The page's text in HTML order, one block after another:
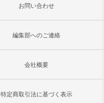
お問い合わせ
編集部へのご連絡
会社概要
特定商取引法に基づく表示